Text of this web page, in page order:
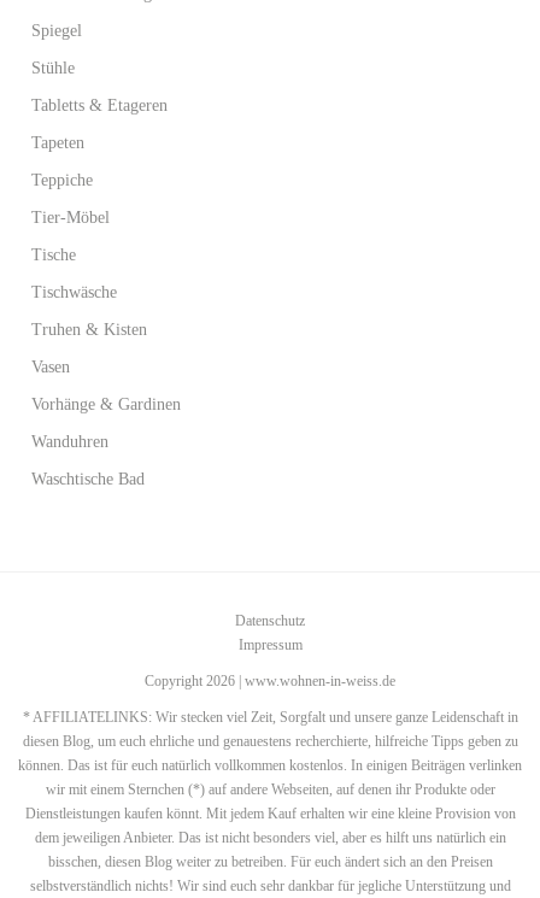
Spiegel
Stühle
Tabletts & Etageren
Tapeten
Teppiche
Tier-Möbel
Tische
Tischwäsche
Truhen & Kisten
Vasen
Vorhänge & Gardinen
Wanduhren
Waschtische Bad
Datenschutz
Impressum
Copyright 2026 | www.wohnen-in-weiss.de
* AFFILIATELINKS: Wir stecken viel Zeit, Sorgfalt und unsere ganze Leidenschaft in
diesen Blog, um euch ehrliche und genauestens recherchierte, hilfreiche Tipps geben zu
können. Das ist für euch natürlich vollkommen kostenlos. In einigen Beiträgen verlinken
wir mit einem Sternchen (*) auf andere Webseiten, auf denen ihr Produkte oder
Dienstleistungen kaufen könnt. Mit jedem Kauf erhalten wir eine kleine Provision von
dem jeweiligen Anbieter. Das ist nicht besonders viel, aber es hilft uns natürlich ein
bisschen, diesen Blog weiter zu betreiben. Für euch ändert sich an den Preisen
selbstverständlich nichts! Wir sind euch sehr dankbar für jegliche Unterstützung und